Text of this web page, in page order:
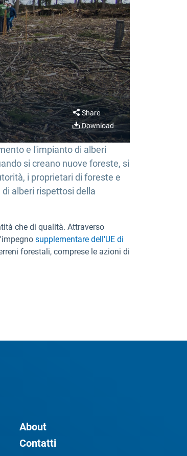
Share
Download
e l'impianto di alberi
si creano nuove foreste, si
i proprietari di foreste e
alberi rispettosi della
che di qualità. Attraverso
supplementare dell'UE di
forestali, comprese le azioni di
About
Contatti